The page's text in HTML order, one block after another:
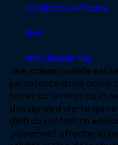
ventilation efficace
,
VMC
,
VMC double flux
Une maison humide est
persistance d’une odeur
noires sur les murs ou la
des signes d’alerte qui
delà du confort, un
gravement affecter la